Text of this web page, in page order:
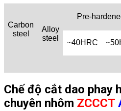
Carbon
steel
Alloy
steel
Pre-
~40HRC
Chế độ cắt dao phay
chuyên nhôm ZCCCT